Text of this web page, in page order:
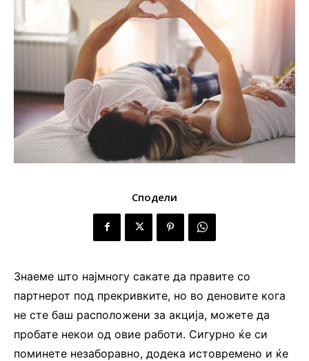
Сподели
Знаеме што најмногу сакате да правите со
партнерот под прекривките, но во деновите кога
не сте баш расположени за акција, можете да
пробате некои од овие работи. Сигурно ќе си
поминете незаборавно, додека истовремено и ќе